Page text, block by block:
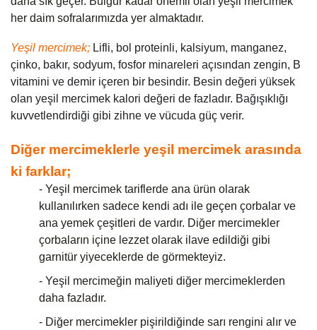
her daim sofralarımızda yer almaktadır.
Yeşil mercimek; Lifli, bol proteinli, kalsiyum, manganez,
çinko, bakır, sodyum, fosfor minareleri açısından zengin, B
vitamini ve demir içeren bir besindir. Besin değeri yüksek
olan yeşil mercimek kalori değeri de fazladır. Bağışıklığı
kuvvetlendirdiği gibi zihne ve vücuda güç verir.
Diğer mercimeklerle yeşil mercimek arasında
ki farklar;
- Yeşil mercimek tariflerde ana ürün olarak
kullanılırken sadece kendi adı ile geçen çorbalar ve
ana yemek çeşitleri de vardır. Diğer mercimekler
çorbaların içine lezzet olarak ilave edildiği gibi
garnitür yiyeceklerde de görmekteyiz.
- Yeşil mercimeğin maliyeti diğer mercimeklerden
daha fazladır.
- Diğer mercimekler pişirildiğinde sarı rengini alır ve